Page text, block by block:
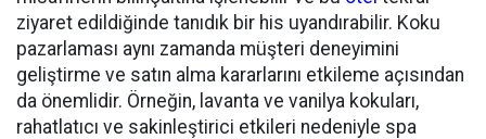
ziyaret edildiğinde tanıdık bir his uyandırabilir. Koku
pazarlaması aynı zamanda müşteri deneyimini
geliştirme ve satın alma kararlarını etkileme açısından
da önemlidir. Örneğin, l avanta ve vanilya kokuları,
rahatlatıcı ve sakinleştirici etkileri nedeniyle spa